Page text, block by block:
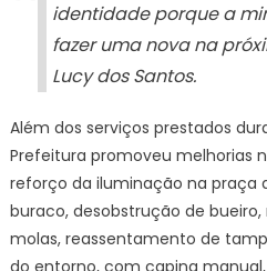
identidade porque a
fazer uma nova na
Lucy dos Santos.
Além dos serviços prestados
Prefeitura promoveu melhorias
reforço da iluminação na praça
buraco, desobstrução de
molas, reassentamento de
do entorno, com capina